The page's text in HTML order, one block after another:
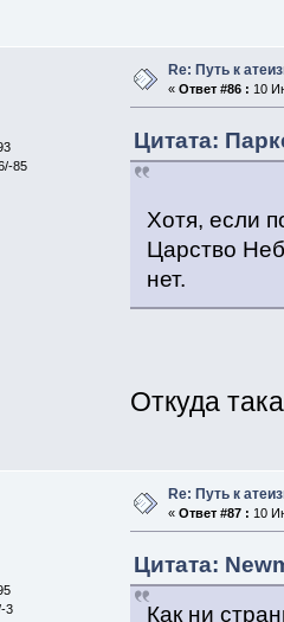
85
Re: Путь к
« Ответ #86 : 10
Цитата:
Хотя, если
Царство
нет.
Откуда
3
Re: Путь к
« Ответ #87 : 10
Цитата:
Как ни